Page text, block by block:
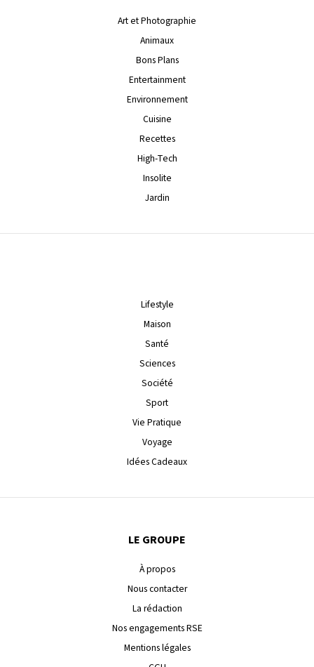
Art et Photographie
Animaux
Bons Plans
Entertainment
Environnement
Cuisine
Recettes
High-Tech
Insolite
Jardin
Lifestyle
Maison
Santé
Sciences
Société
Sport
Vie Pratique
Voyage
Idées Cadeaux
LE GROUPE
À propos
Nous contacter
La rédaction
Nos engagements RSE
Mentions légales